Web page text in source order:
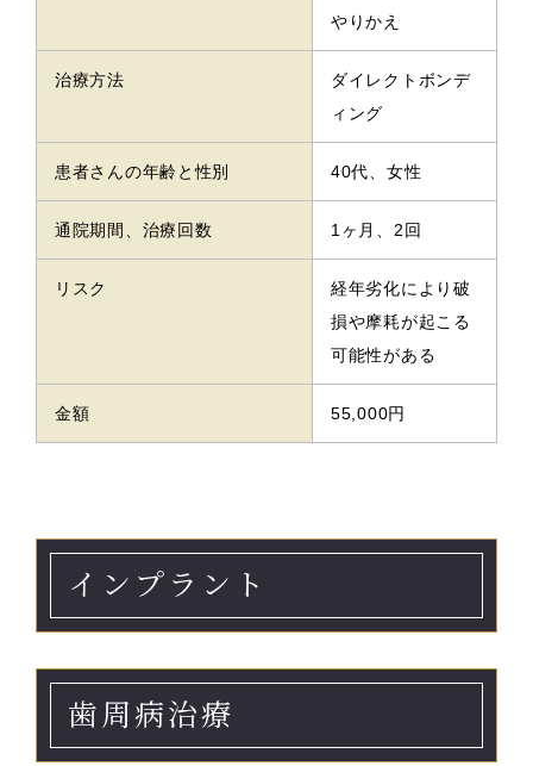
やりかえ
治療方法
ダイレクトボンデ
ィング
患者さんの年齢と性別 40代、女性
通院期間、治療回数 1ヶ月、2回
リスク
経年劣化により破
損や摩耗が起こる
可能性がある
金額 55,000円
インプラント
歯周病治療